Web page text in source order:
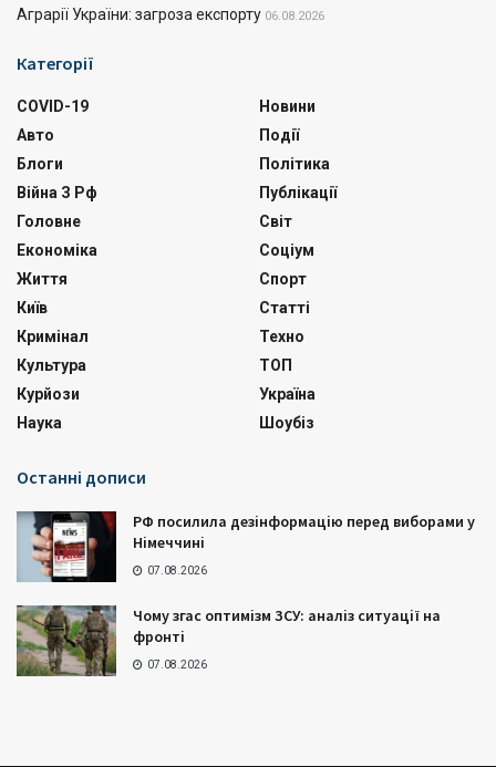
Аграрії України: загроза експорту 06.08.2026
Категорії
COVID-19
Авто
Блоги
Війна З Рф
Головне
Економіка
Життя
Київ
Кримінал
Культура
Курйози
Наука
Новини
Події
Політика
Публікації
Світ
Соціум
Спорт
Статті
Техно
ТОП
Україна
Шоубіз
Останні дописи
РФ посилила дезінформацію перед виборами у
Німеччині
07.08.2026
Чому згас оптимізм ЗСУ: аналіз ситуації на
фронті
07.08.2026